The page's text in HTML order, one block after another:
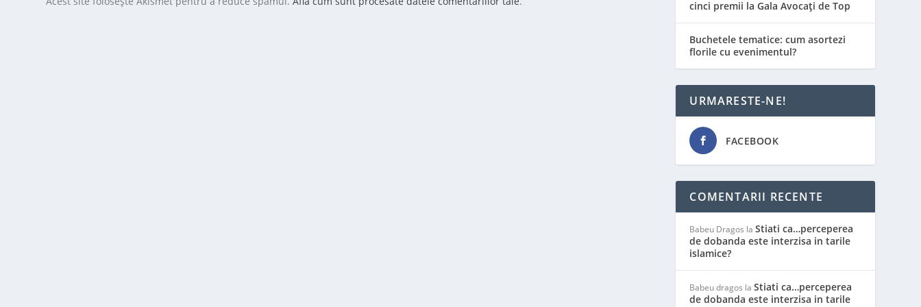
cinci premii la Gala Avocați de Top
Buchetele tematice: cum asortezi
florile cu evenimentul?
URMARESTE-NE!
FACEBOOK
COMENTARII RECENTE
Babeu Dragos laStiati ca…perceperea
de dobanda este interzisa in tarile
islamice?
Babeu dragos laStiati ca…perceperea
de dobanda este interzisa in tarile